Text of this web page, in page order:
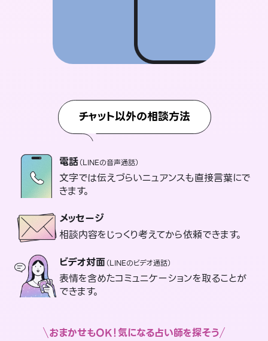
チャット以外の相談方法
電話（LINEの音声通話）
文字では伝えづらいニュアンスも直接言葉にで
きます。
メッセージ
相談内容をじっくり考えてから依頼できます。
ビデオ対面（LINEのビデオ通話）
表情を含めたコミュニケーションを取ることが
できます。
おまかせもOK！気になる占い師を探そう